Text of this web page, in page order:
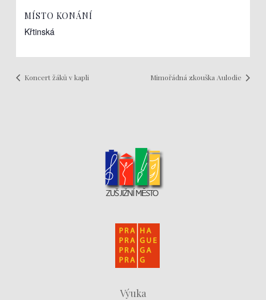
MÍSTO KONÁNÍ
Křtinská
Koncert žáků v kapli Mimořádná zkouška Aulodie
Výuka